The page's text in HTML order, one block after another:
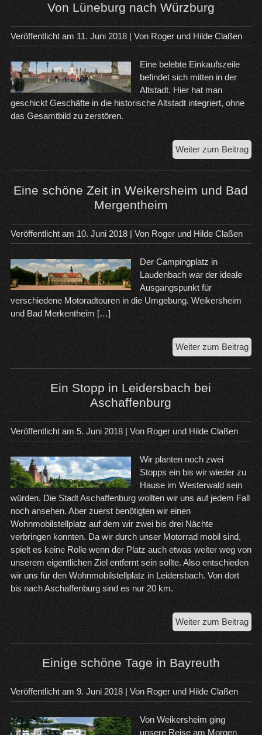
Von Lüneburg nach Würzburg
Veröffentlicht am 11. Juni 2018| Von Roger und Hilde Claßen
Eine belebte Einkaufszeile
befindet sich mitten in der
Altstadt. Hier hat man
geschickt Geschäfte in die historische Altstadt integriert, ohne
das Gesamtbild zu zerstören.
Weiter zum Beitrag
Eine schöne Zeit in Weikersheim und Bad
Mergentheim
Veröffentlicht am 10. Juni 2018| Von Roger und Hilde Claßen
Der Campingplatz in
Laudenbach war der ideale
Ausgangspunkt für
verschiedene Motoradtouren in die Umgebung. Weikersheim
und Bad Merkentheim […]
Weiter zum Beitrag
Zeit
und
Ein Stopp in Leidersbach bei
Aschaffenburg
Veröffentlicht am 5. Juni 2018| Von Roger und Hilde Claßen
Wir planten noch zwei
Stopps ein bis wir wieder zu
Hause im Westerwald sein
würden. Die Stadt Aschaffenburg wollten wir uns auf jedem Fall
noch ansehen. Aber zuerst benötigten wir einen
Wohnmobilstellplatz auf dem wir zwei bis drei Nächte
verbringen konnten. Da wir durch unser Motorrad mobil sind,
spielt es keine Rolle wenn der Platz auch etwas weiter weg von
unserem eigentlichen Ziel entfernt sein sollte. Also entschieden
wir uns für den Wohnmobilstellplatz in Leidersbach. Von dort
bis nach Aschaffenburg sind es nur 20 km.
Weiter zum BeitragEin
Einige schöne Tage in Bayreuth
Veröffentlicht am 9. Juni 2018| Von Roger und Hilde Claßen
Von Weikersheim ging
unsere Reise am Morgen